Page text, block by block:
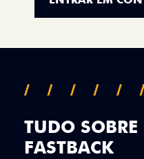
TUDO
FASTBACK